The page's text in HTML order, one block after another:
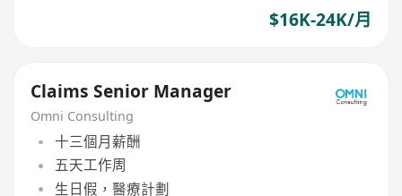
$16K-24K/月
Claims Senior Manager
Omni Consulting
十三個月薪酬
五天工作周
生日假，醫療計劃